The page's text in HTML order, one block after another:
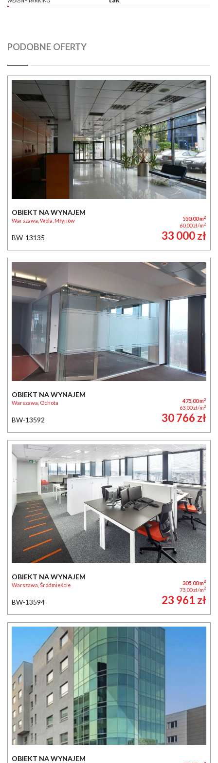
PODOBNE OFERTY
OBIEKT NA WYNAJEM
Warszawa, Wola, Młynów 550,00 m2
60,00 zł/m2
BW-13135 33 000 zł
OBIEKT NA WYNAJEM
Warszawa, Ochota 475,00 m2
63,00 zł/m2
BW-13592 30 766 zł
OBIEKT NA WYNAJEM
Warszawa, Śródmieście 305,00 m2
73,00 zł/m2
BW-13594 23 961 zł
OBIEKT NA WYNAJEM